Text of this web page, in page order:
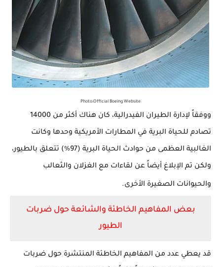
Photo:Official Boeing Website
ووفقاً لإدارة الطيران الفيدرالية، كان هناك أكثر من 14000
تصادم للحياة البرية في المطارات الأمريكية وحدها وكانت
الغالبية العظمى من حوادث الحياة البرية (97%) تتعلق بالطيور،
ولكن تم الإبلاغ أيضاً عن لقاءات مع الغزلان والثعالب
والحيوانات الصغيرة الأخرى.
بعض المفاهيم الخاطئة والشائعة حول ضربات
الطيور
قد يعطي عدد من المفاهيم الخاطئة المنتشرة حول ضربات